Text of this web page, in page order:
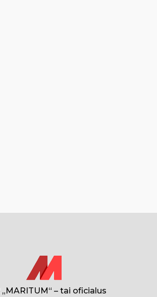
„MARITUM“ – tai oficialus